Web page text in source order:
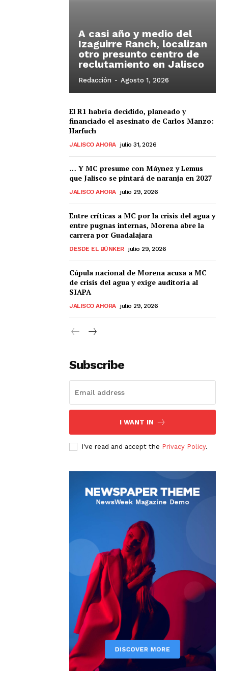
A casi año y medio del
Izaguirre Ranch, localizan
otro presunto centro de
reclutamiento en Jalisco
Redacción - Agosto 1, 2026
El R1 habría decidido, planeado y
financiado el asesinato de Carlos Manzo:
Harfuch
JALISCO AHORA julio 31, 2026
… Y MC presume con Máynez y Lemus
que Jalisco se pintará de naranja en 2027
JALISCO AHORA julio 29, 2026
Entre críticas a MC por la crisis del agua y
entre pugnas internas, Morena abre la
carrera por Guadalajara
DESDE EL BÚNKER julio 29, 2026
Cúpula nacional de Morena acusa a MC
de crisis del agua y exige auditoría al
SIAPA
JALISCO AHORA julio 29, 2026
Subscribe
I WANT IN
I've read and accept the Privacy Policy.